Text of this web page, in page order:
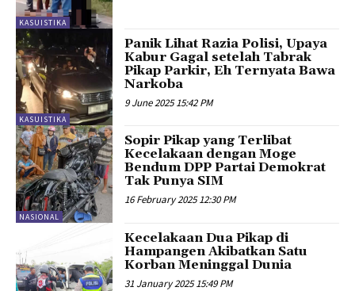
KASUISTIKA
KASUISTIKA
Panik Lihat Razia Polisi, Upaya
Kabur Gagal setelah Tabrak
Pikap Parkir, Eh Ternyata Bawa
Narkoba
9 June 2025 15:42 PM
NASIONAL
Sopir Pikap yang Terlibat
Kecelakaan dengan Moge
Bendum DPP Partai Demokrat
Tak Punya SIM
16 February 2025 12:30 PM
Kecelakaan Dua Pikap di
Hampangen Akibatkan Satu
Korban Meninggal Dunia
31 January 2025 15:49 PM